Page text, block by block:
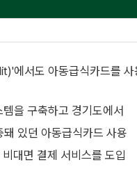
에서도 아동급식카드를 사
을 구축하고 경기도에서
있던 아동급식카드 사용
대면 결제 서비스를 도입